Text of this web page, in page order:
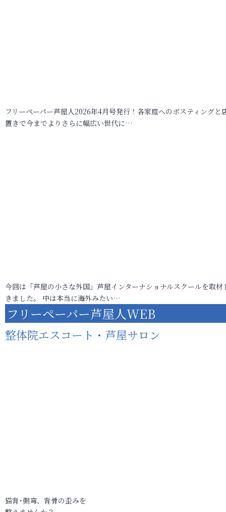
フリーペーパー芦屋人2026年4月号発行！各家庭へのポスティングと
置きで今までよりさらに幅広い世代に…
今回は「芦屋の小さな外国」芦屋インターナショナルスクールを取材
きました。 中は本当に海外みたい…
フリーペーパー芦屋人WEB
整体院エスコート・芦屋サロン
猫背･側弯、背骨の歪みを